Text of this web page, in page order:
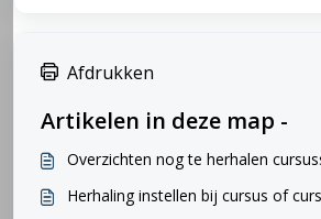
Afdrukken
Artikelen in deze map -
Overzichten nog te herhalen
Herhaling instellen bij cursus of